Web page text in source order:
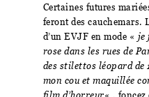
Certaines futures
feront des cauchemars.
d’un EVJF en mode « je
rose dans les rues de
des stilettos léopard de
mon cou et maquillée
film d’horreur« , foncez